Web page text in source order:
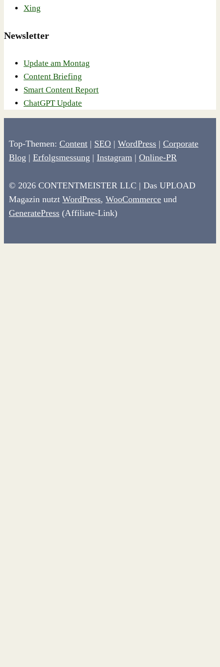
Xing
Newsletter
Update am Montag
Content Briefing
Smart Content Report
ChatGPT Update
Top-Themen: Content | SEO | WordPress | Corporate
Blog | Erfolgsmessung | Instagram | Online-PR
© 2026 CONTENTMEISTER LLC | Das UPLOAD
Magazin nutzt WordPress, WooCommerce und
GeneratePress (Affiliate-Link)